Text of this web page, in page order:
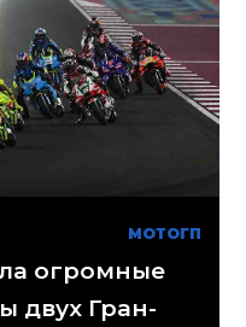
МОТОГП
огромные
двух Гран-